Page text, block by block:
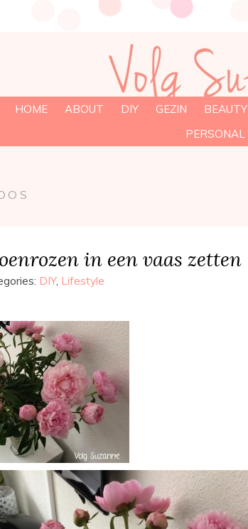
HOME ABOUT DIY GEZIN BEAUTY
PERSONAL
in een vaas zetten
DIY, Lifestyle